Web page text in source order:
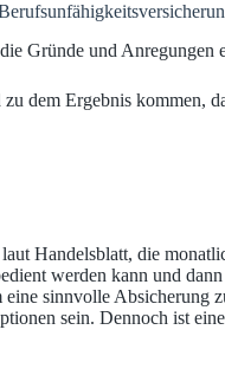
Gründe und Anregungen
dem Ergebnis kommen,
Handelsblatt, die
werden kann und
eine sinnvolle Absicherung
sein. Dennoch ist